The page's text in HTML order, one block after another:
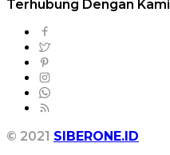
Terhubung Dengan Kami
© 2021 SIBERONE.ID